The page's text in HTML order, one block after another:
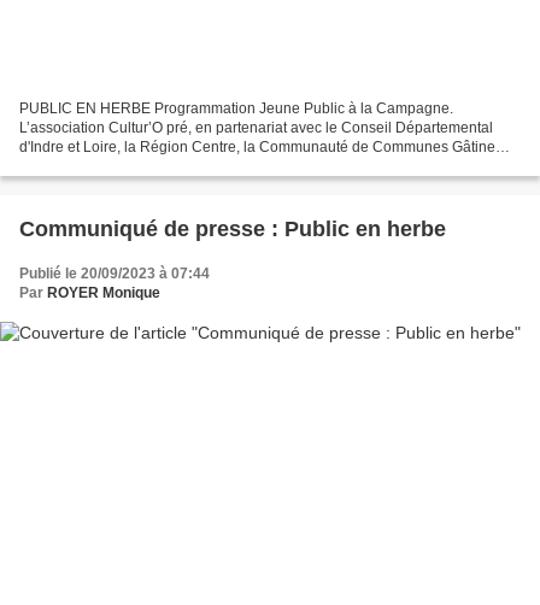
PUBLIC EN HERBE Programmation Jeune Public à la Campagne.
L’association Cultur’O pré, en partenariat avec le Conseil Départemental
d'Indre et Loire, la Région Centre, la Communauté de Communes Gâtine
Communiqué de presse : Public en herbe
Publié le 20/09/2023 à 07:44
Par ROYER Monique